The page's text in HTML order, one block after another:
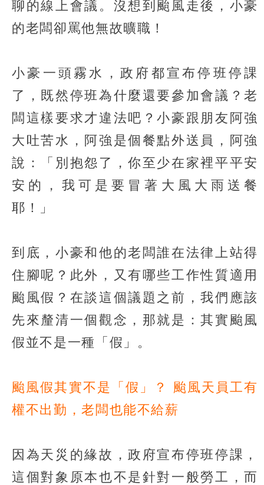
聊的線上會議。沒想到颱風走後，小豪
的老闆卻罵他無故曠職！
小豪一頭霧水，政府都宣布停班停課
了，既然停班為什麼還要參加會議？老
闆這樣要求才違法吧？小豪跟朋友阿強
大吐苦水，阿強是個餐點外送員，阿強
說：「別抱怨了，你至少在家裡平平安
安的，我可是要冒著大風大雨送餐
耶！」
到底，小豪和他的老闆誰在法律上站得
住腳呢？此外，又有哪些工作性質適用
颱風假？在談這個議題之前，我們應該
先來釐清一個觀念，那就是：其實颱風
假並不是一種「假」。
颱風假其實不是「假」？
颱風天員工有
權不出勤，老闆也能不給薪
因為天災的緣故，政府宣布停班停課，
這個對象原本也不是針對一般勞工，而